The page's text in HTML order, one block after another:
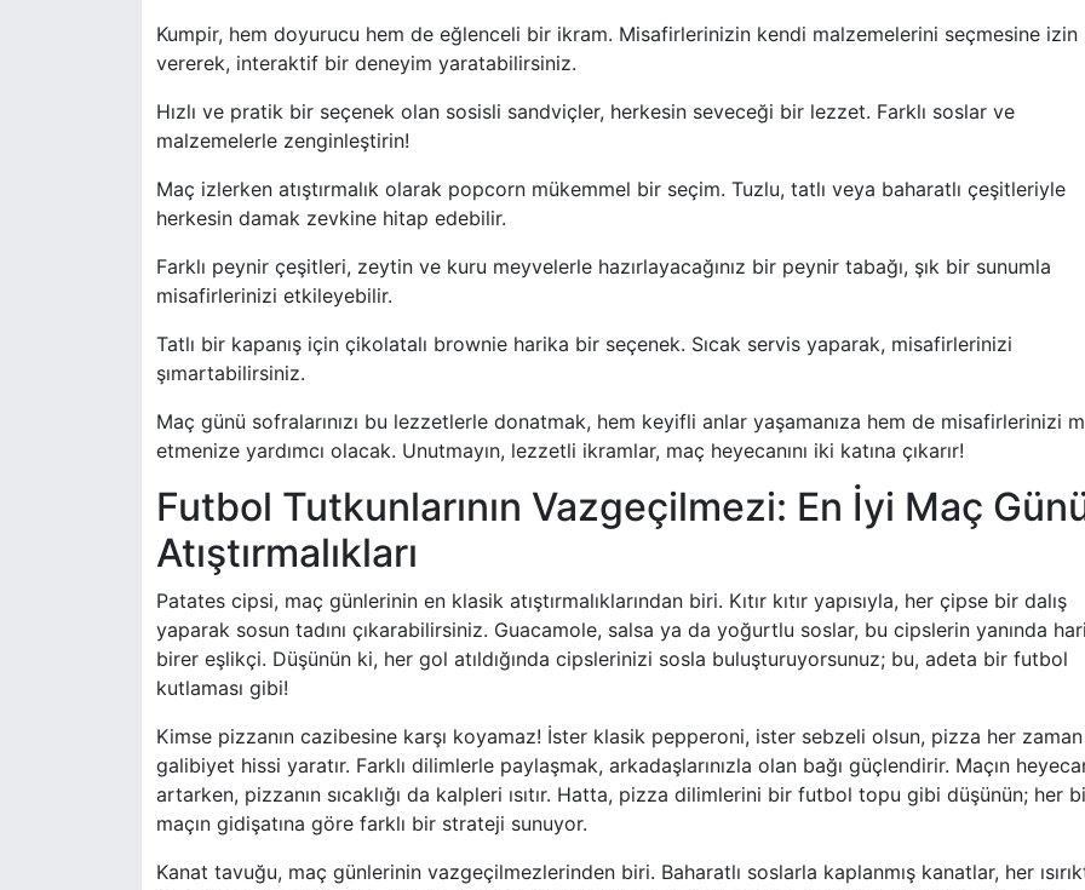
Kumpir, hem doyurucu hem de eğlenceli bir ikram. Misafirlerinizin kendi malzemelerini seçmesine izin
vererek, interaktif bir deneyim yaratabilirsiniz.
Hızlı ve pratik bir seçenek olan sosisli sandviçler, herkesin seveceği bir lezzet. Farklı soslar ve
malzemelerle zenginleştirin!
Maç izlerken atıştırmalık olarak popcorn mükemmel bir seçim. Tuzlu, tatlı veya baharatlı çeşitleriyle
herkesin damak zevkine hitap edebilir.
Farklı peynir çeşitleri, zeytin ve kuru meyvelerle hazırlayacağınız bir peynir tabağı, şık bir sunumla
misafirlerinizi etkileyebilir.
Tatlı bir kapanış için çikolatalı brownie harika bir seçenek. Sıcak servis yaparak, misafirlerinizi
şımartabilirsiniz.
Maç günü sofralarınızı bu lezzetlerle donatmak, hem keyifli anlar yaşamanıza hem de misafirlerinizi
etmenize yardımcı olacak. Unutmayın, lezzetli ikramlar, maç heyecanını iki katına çıkarır!
Futbol Tutkunlarının Vazgeçilmezi: En İyi Maç
Atıştırmalıkları
Patates cipsi, maç günlerinin en klasik atıştırmalıklarından biri. Kıtır kıtır yapısıyla, her çipse bir dalış
yaparak sosun tadını çıkarabilirsiniz. Guacamole, salsa ya da yoğurtlu soslar, bu cipslerin yanında
birer eşlikçi. Düşünün ki, her gol atıldığında cipslerinizi sosla buluşturuyorsunuz; bu, adeta bir futbol
kutlaması gibi!
Kimse pizzanın cazibesine karşı koyamaz! İster klasik pepperoni, ister sebzeli olsun, pizza her
galibiyet hissi yaratır. Farklı dilimlerle paylaşmak, arkadaşlarınızla olan bağı güçlendirir. Maçın
artarken, pizzanın sıcaklığı da kalpleri ısıtır. Hatta, pizza dilimlerini bir futbol topu gibi düşünün; her
maçın gidişatına göre farklı bir strateji sunuyor.
Kanat tavuğu, maç günlerinin vazgeçilmezlerinden biri. Baharatlı soslarla kaplanmış kanatlar, her